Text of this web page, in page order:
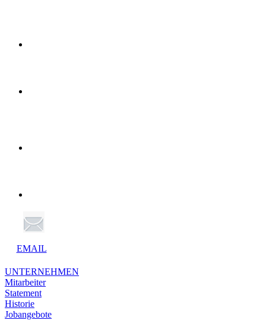
EMAIL
UNTERNEHMEN
Mitarbeiter
Statement
Historie
Jobangebote